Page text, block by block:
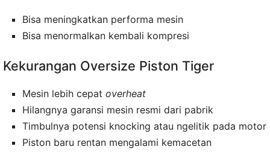
Bisa meningkatkan performa mesin
Bisa menormalkan kembali kompresi
Kekurangan Oversize Piston Tiger
Mesin lebih cepat overheat
Hilangnya garansi mesin resmi dari pabrik
Timbulnya potensi knocking atau ngelitik pada motor
Piston baru rentan mengalami kemacetan